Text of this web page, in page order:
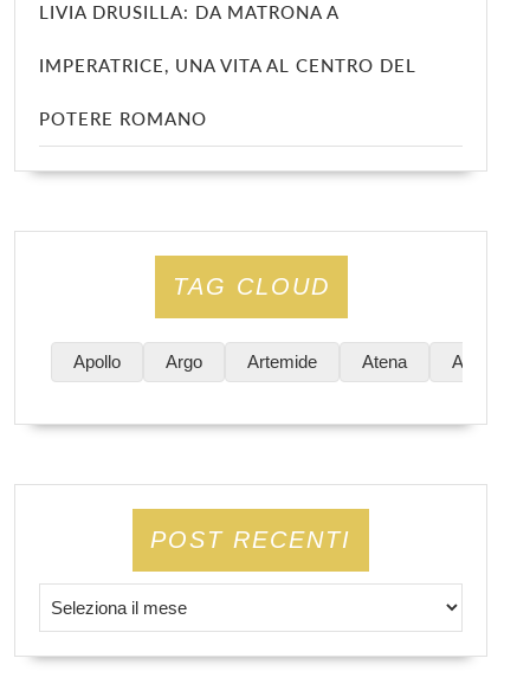
LIVIA DRUSILLA: DA MATRONA A
IMPERATRICE, UNA VITA AL CENTRO DEL
POTERE ROMANO
TAG CLOUD
Apollo Argo Artemide Atena Atene
POST RECENTI